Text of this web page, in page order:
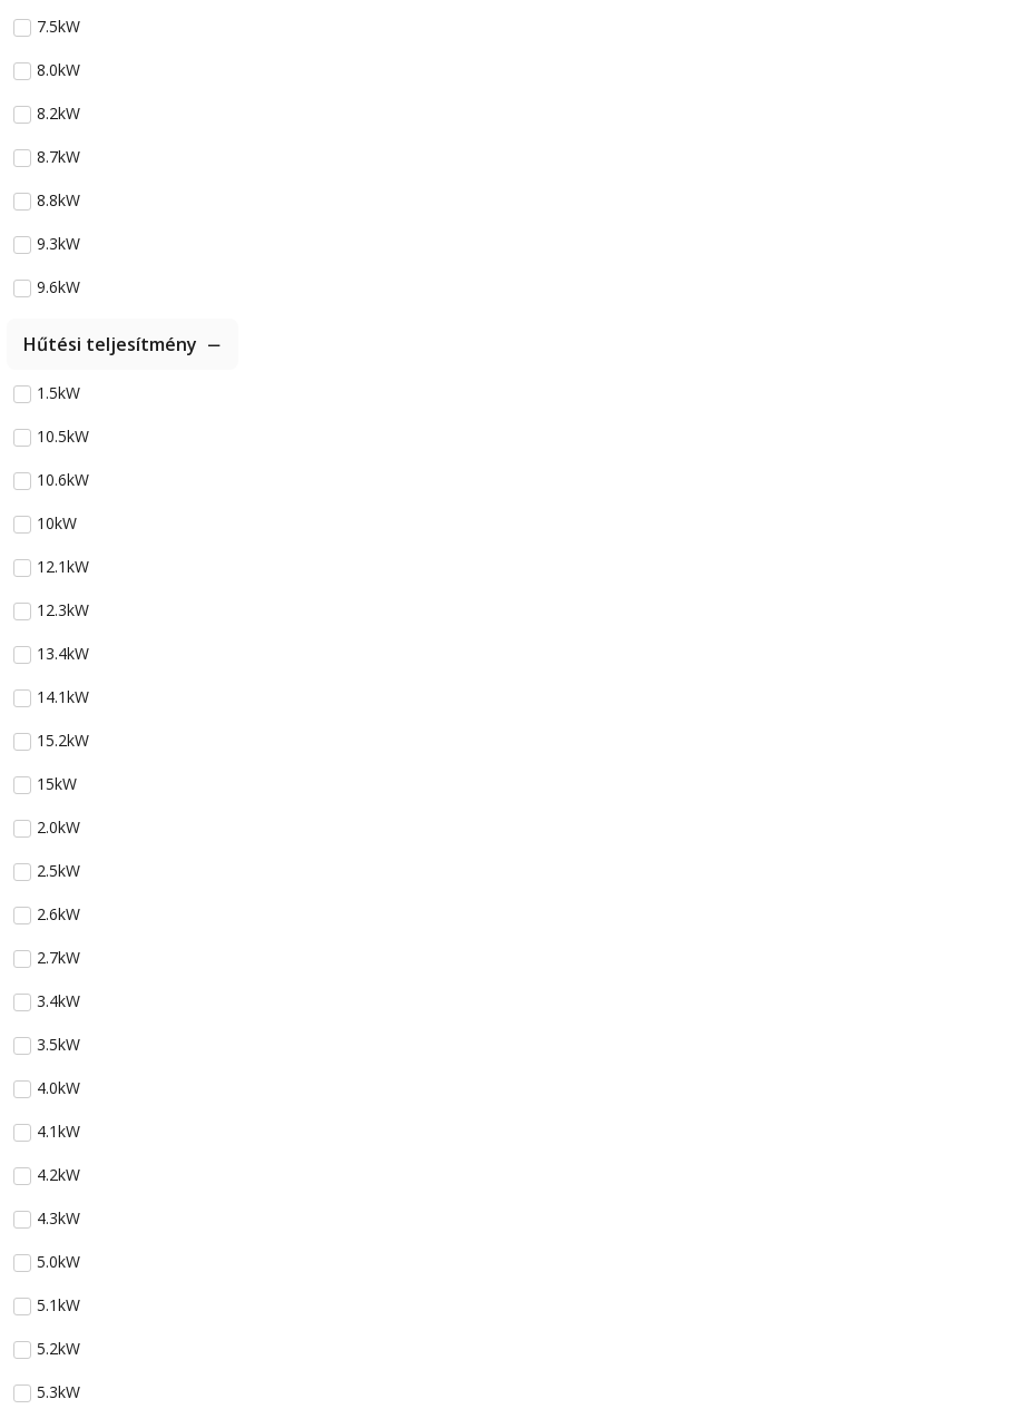
7.5kW
8.0kW
8.2kW
8.7kW
8.8kW
9.3kW
9.6kW
Hűtési teljesítmény
1.5kW
10.5kW
10.6kW
10kW
12.1kW
12.3kW
13.4kW
14.1kW
15.2kW
15kW
2.0kW
2.5kW
2.6kW
2.7kW
3.4kW
3.5kW
4.0kW
4.1kW
4.2kW
4.3kW
5.0kW
5.1kW
5.2kW
5.3kW